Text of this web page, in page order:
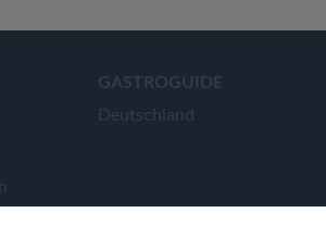
GASTROGUIDE
Deutschland